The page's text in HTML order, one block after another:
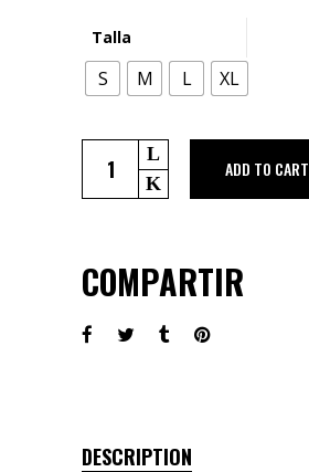
Talla
S M L XL
Samarreta
Negra
quantity
ADD TO CART
COMPARTIR
DESCRIPTION